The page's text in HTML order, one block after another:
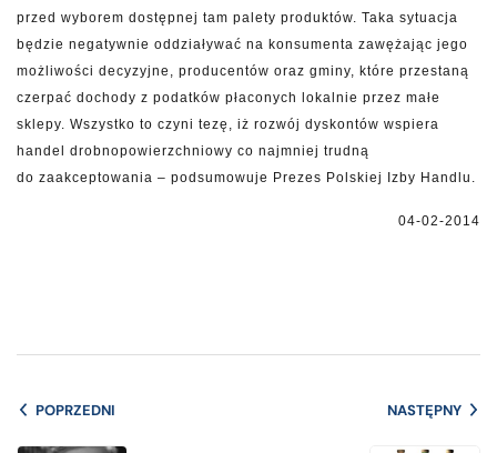
przed wyborem dostępnej tam palety produktów. Taka sytuacja
będzie negatywnie oddziaływać na konsumenta zawężając jego
możliwości decyzyjne, producentów oraz gminy, które przestaną
czerpać dochody z podatków płaconych lokalnie przez małe
sklepy. Wszystko to czyni tezę, iż rozwój dyskontów wspiera
handel drobnopowierzchniowy co najmniej trudną
do zaakceptowania – podsumowuje Prezes Polskiej Izby Handlu.
04-02-2014
POPRZEDNI NASTĘPNY